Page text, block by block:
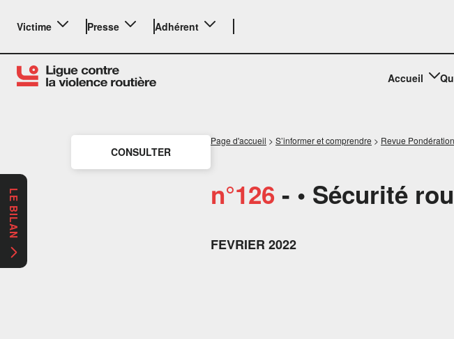
Victime Presse Adhérent
Accueil
CONSULTER
Page d'accueil > S’informer et comprendre > Revue Pondération
n°126 - • Sécurité
FEVRIER 2022
LE BILAN